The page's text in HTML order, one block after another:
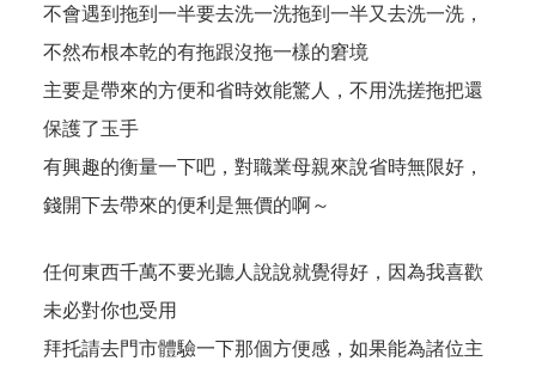
不會遇到拖到一半要去洗一洗拖到一半又去洗一洗，
不然布根本乾的有拖跟沒拖一樣的窘境
主要是帶來的方便和省時效能驚人，不用洗搓拖把還
保護了玉手
有興趣的衡量一下吧，對職業母親來說省時無限好，
錢開下去帶來的便利是無價的啊～
任何東西千萬不要光聽人說說就覺得好，因為我喜歡
未必對你也受用
拜托請去門市體驗一下那個方便感，如果能為諸位主